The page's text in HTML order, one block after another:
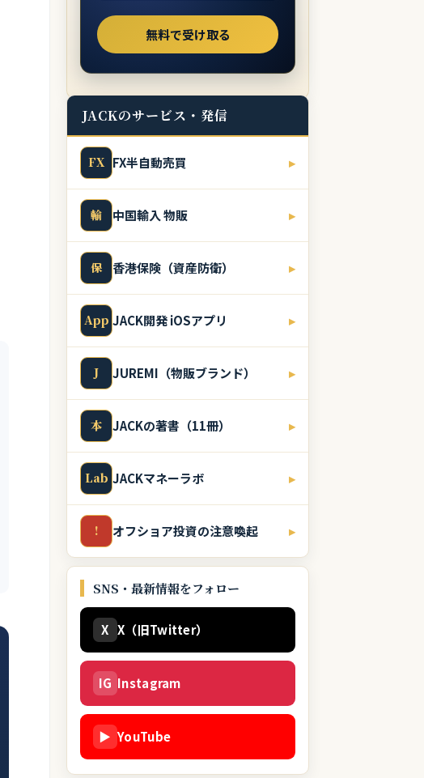
JACKのサービス・発信
FX FX半自動売買 ▸
輸 中国輸入 物販 ▸
保 香港保険（資産防衛） ▸
App JACK開発 iOSアプリ ▸
J JUREMI（物販ブランド） ▸
本 JACKの著書（11冊） ▸
Lab JACKマネーラボ ▸
! オフショア投資の注意喚起 ▸
SNS・最新情報をフォロー
X X（旧Twitter）
IG Instagram
▶ YouTube